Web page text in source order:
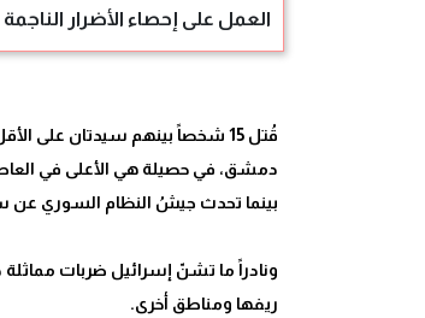
العمل على إحصاء الأضرار الناجمة
قُتل 15 شخصاً بينهم سيدتان على
دمشق، في حصيلة هي الأعلى في
ونادراً ما تشنّ إسرائيل ضربات